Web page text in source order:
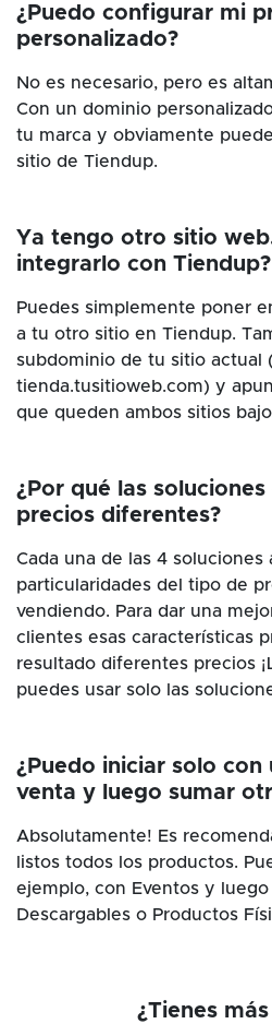
¿Puedo configurar mi
personalizado?
No es necesario, pero es
Con un dominio
tu marca y obviamente
sitio de Tiendup.
Ya tengo otro sitio
integrarlo con Tiendup?
Puedes simplemente poner
a tu otro sitio en Tiendup.
subdominio de tu sitio actual
tienda.tusitioweb.com) y
que queden ambos sitios
¿Por qué las
precios diferentes?
Cada una de las 4 soluciones
particularidades del tipo de
vendiendo. Para dar una
clientes esas características
resultado diferentes precios
puedes usar solo las
¿Puedo iniciar solo con
venta y luego sumar
Absolutamente! Es
listos todos los productos.
ejemplo, con Eventos y
Descargables o Productos
¿Tienes